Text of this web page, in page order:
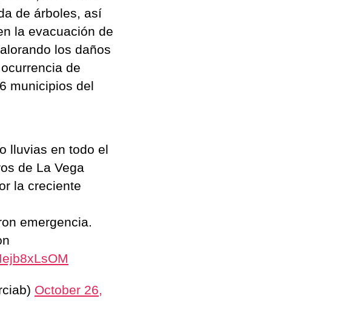
de árboles, así
la evacuación de
los daños
de
municipios del
lluvias en todo el
de La Vega
la creciente
emergencia.
October 26,